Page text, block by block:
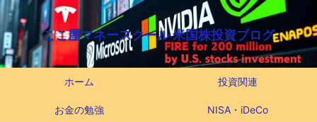
ここ屋マネースクール 米国株投資ブログ
ホーム 投資関連
お金の勉強 NISA・iDeCo